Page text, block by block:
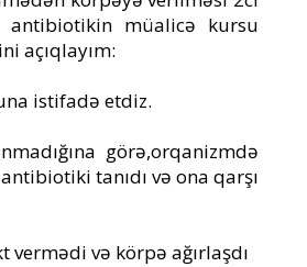
antibiotikin müalicə kursu
açıqlayım:
istifadə etdiz.
görə,orqanizmdə
tanıdı və ona qarşı
və körpə ağırlaşdı